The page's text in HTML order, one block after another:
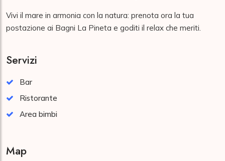
Vivi il mare in armonia con la natura: prenota ora la tua
postazione ai Bagni La Pineta e goditi il relax che meriti.
Servizi
Bar
Ristorante
Area bimbi
Map